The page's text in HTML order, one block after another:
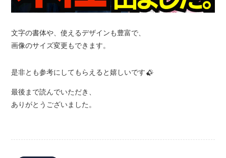
文字の書体や、使えるデザインも豊富で、
画像のサイズ変更もできます。
是非とも参考にしてもらえると嬉しいです
最後まで読んでいただき、
ありがとうございました。